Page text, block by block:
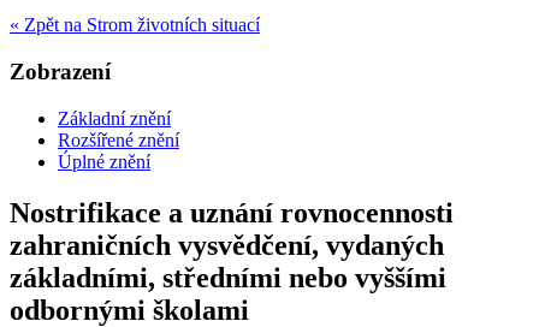
« Zpět na Strom životních situací
Zobrazení
Základní znění
Rozšířené znění
Úplné znění
Nostrifikace a uznání rovnocennosti
zahraničních vysvědčení, vydaných
základními, středními nebo vyššími
odbornými školami